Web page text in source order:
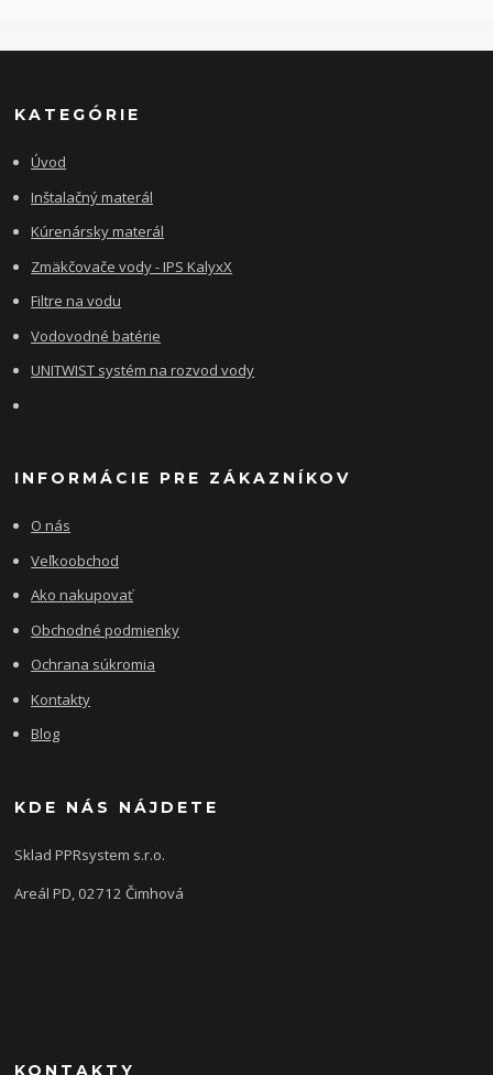
KATEGÓRIE
Úvod
Inštalačný materál
Kúrenársky materál
Zmäkčovače vody - IPS KalyxX
Filtre na vodu
Vodovodné batérie
UNITWIST systém na rozvod vody
INFORMÁCIE PRE ZÁKAZNÍKOV
O nás
Veľkoobchod
Ako nakupovať
Obchodné podmienky
Ochrana súkromia
Kontakty
Blog
KDE NÁS NÁJDETE
Sklad PPRsystem s.r.o.
Areál PD, 02712 Čimhová
KONTAKTY